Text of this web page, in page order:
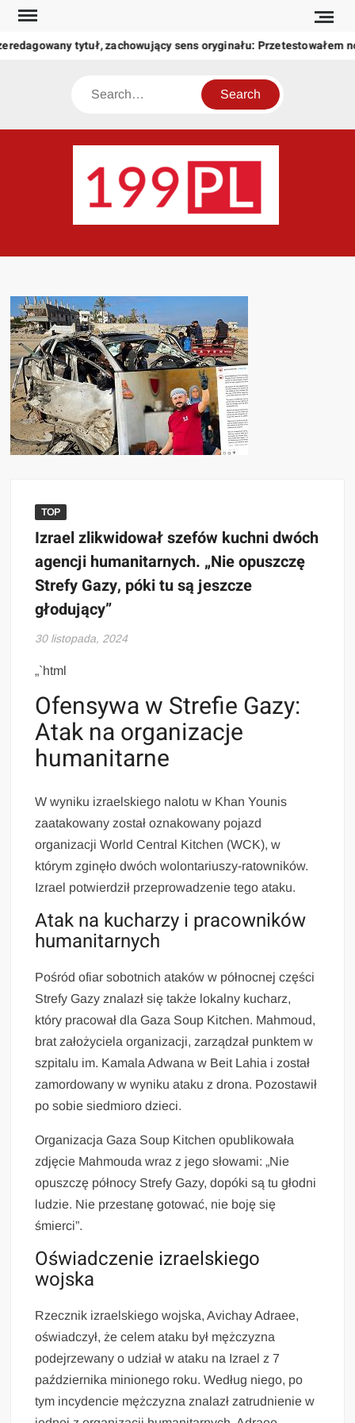
Skip
content
tytuł, zachowujący sens oryginału: Przetestowałem
Search
świat
TOP
Izrael zlikwidował szefów kuchni dwóch
agencji humanitarnych. „Nie opuszczę
Strefy Gazy, póki tu są jeszcze
głodujący”
30 listopada, 2024
„`html
Ofensywa w Strefie Gazy:
Atak na organizacje
humanitarne
W wyniku izraelskiego nalotu w Khan Younis
zaatakowany został oznakowany pojazd
organizacji World Central Kitchen (WCK), w
którym zginęło dwóch wolontariuszy-ratowników.
Izrael potwierdził przeprowadzenie tego ataku.
Atak na kucharzy i pracowników
humanitarnych
Pośród ofiar sobotnich ataków w północnej części
Strefy Gazy znalazł się także lokalny kucharz,
który pracował dla Gaza Soup Kitchen. Mahmoud,
brat założyciela organizacji, zarządzał punktem w
szpitalu im. Kamala Adwana w Beit Lahia i został
zamordowany w wyniku ataku z drona. Pozostawił
po sobie siedmioro dzieci.
Organizacja Gaza Soup Kitchen opublikowała
zdjęcie Mahmouda wraz z jego słowami: „Nie
opuszczę północy Strefy Gazy, dopóki są tu głodni
ludzie. Nie przestanę gotować, nie boję się
śmierci”.
Oświadczenie izraelskiego
wojska
Rzecznik izraelskiego wojska, Avichay Adraee,
oświadczył, że celem ataku był mężczyzna
podejrzewany o udział w ataku na Izrael z 7
października minionego roku. Według niego, po
tym incydencie mężczyzna znalazł zatrudnienie w